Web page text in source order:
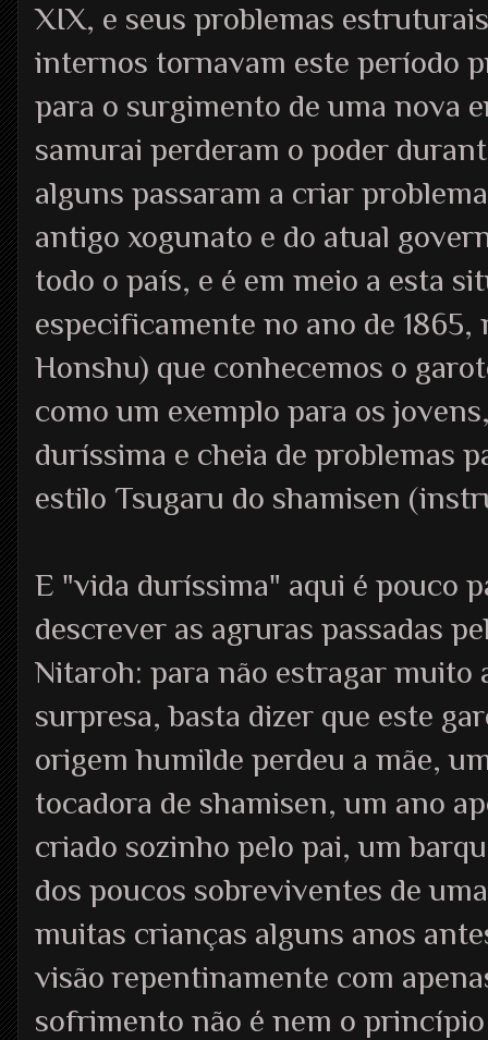
XIX, e seus problemas estruturais
internos tornavam este período
para o surgimento de uma nova
samurai perderam o poder
alguns passaram a criar
antigo xogunato e do atual
todo o país, e é em meio a esta
especificamente no ano de
Honshu) que conhecemos o
como um exemplo para os
duríssima e cheia de problemas
estilo Tsugaru do shamisen
E "vida duríssima" aqui é pouco
descrever as agruras passadas
Nitaroh: para não estragar muito
surpresa, basta dizer que este
origem humilde perdeu a mãe,
tocadora de shamisen, um ano
criado sozinho pelo pai, um
dos poucos sobreviventes de
muitas crianças alguns anos
visão repentinamente com
sofrimento não é nem o